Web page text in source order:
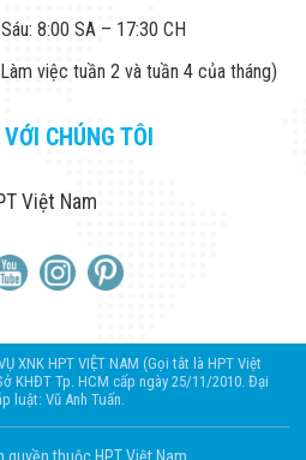
8:00 SA – 17:30 CH
việc tuần 2 và tuần 4 của tháng)
CHÚNG TÔI
Việt Nam
XNK HPT VIỆT NAM (Gọi tắt là HPT Việt
KHĐT Tp. HCM cấp ngày 25/11/2010. Đại
luật: Vũ Anh Tuấn.
thuộc HPT Việt Nam